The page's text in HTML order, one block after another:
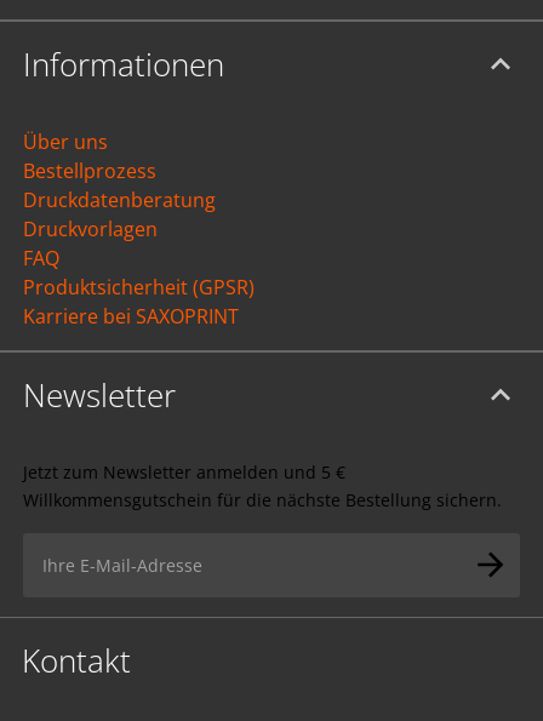
Informationen
Über uns
Bestellprozess
Druckdatenberatung
Druckvorlagen
FAQ
Produktsicherheit (GPSR)
Karriere bei SAXOPRINT
Newsletter
Jetzt zum Newsletter anmelden und 5 €
Willkommensgutschein für die nächste Bestellung sichern.
Kontakt